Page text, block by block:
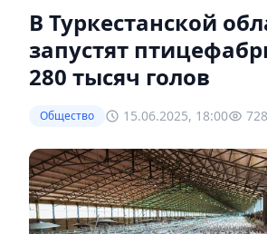
В Туркестанской
запустят
280 тысяч голов
Общество 15.06.2025, 18:00 728